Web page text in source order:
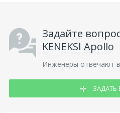
Задайте
KENEKSI Apollo
Инженеры отвечают